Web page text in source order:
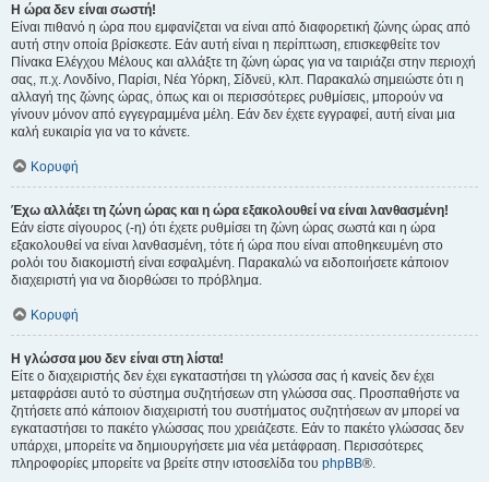
Η ώρα δεν είναι σωστή!
Είναι πιθανό η ώρα που εμφανίζεται να είναι από διαφορετική ζώνης ώρας από
αυτή στην οποία βρίσκεστε. Εάν αυτή είναι η περίπτωση, επισκεφθείτε τον
Πίνακα Ελέγχου Μέλους και αλλάξτε τη ζώνη ώρας για να ταιριάζει στην περιοχή
σας, π.χ. Λονδίνο, Παρίσι, Νέα Υόρκη, Σίδνεϋ, κλπ. Παρακαλώ σημειώστε ότι η
αλλαγή της ζώνης ώρας, όπως και οι περισσότερες ρυθμίσεις, μπορούν να
γίνουν μόνον από εγγεγραμμένα μέλη. Εάν δεν έχετε εγγραφεί, αυτή είναι μια
καλή ευκαιρία για να το κάνετε.
Κορυφή
Έχω αλλάξει τη ζώνη ώρας και η ώρα εξακολουθεί να είναι λανθασμένη!
Εάν είστε σίγουρος (-η) ότι έχετε ρυθμίσει τη ζώνη ώρας σωστά και η ώρα
εξακολουθεί να είναι λανθασμένη, τότε ή ώρα που είναι αποθηκευμένη στο
ρολόι του διακομιστή είναι εσφαλμένη. Παρακαλώ να ειδοποιήσετε κάποιον
διαχειριστή για να διορθώσει το πρόβλημα.
Κορυφή
Η γλώσσα μου δεν είναι στη λίστα!
Είτε ο διαχειριστής δεν έχει εγκαταστήσει τη γλώσσα σας ή κανείς δεν έχει
μεταφράσει αυτό το σύστημα συζητήσεων στη γλώσσα σας. Προσπαθήστε να
ζητήσετε από κάποιον διαχειριστή του συστήματος συζητήσεων αν μπορεί να
εγκαταστήσει το πακέτο γλώσσας που χρειάζεστε. Εάν το πακέτο γλώσσας δεν
υπάρχει, μπορείτε να δημιουργήσετε μια νέα μετάφραση. Περισσότερες
πληροφορίες μπορείτε να βρείτε στην ιστοσελίδα του phpBB®.